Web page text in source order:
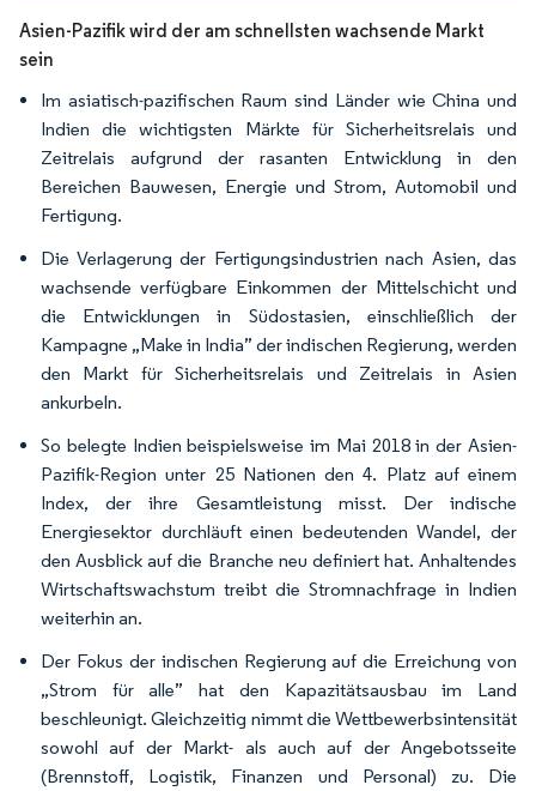
Asien-Pazifik wird der am schnellsten wachsende Markt
sein
Im asiatisch-pazifischen Raum sind Länder wie China und
Indien die wichtigsten Märkte für Sicherheitsrelais und
Zeitrelais aufgrund der rasanten Entwicklung in den
Bereichen Bauwesen, Energie und Strom, Automobil und
Fertigung.
Die Verlagerung der Fertigungsindustrien nach Asien, das
wachsende verfügbare Einkommen der Mittelschicht und
die Entwicklungen in Südostasien, einschließlich der
Kampagne „Make in India” der indischen Regierung, werden
den Markt für Sicherheitsrelais und Zeitrelais in Asien
ankurbeln.
So belegte Indien beispielsweise im Mai 2018 in der Asien-
Pazifik-Region unter 25 Nationen den 4. Platz auf einem
Index, der ihre Gesamtleistung misst. Der indische
Energiesektor durchläuft einen bedeutenden Wandel, der
den Ausblick auf die Branche neu definiert hat. Anhaltendes
Wirtschaftswachstum treibt die Stromnachfrage in Indien
weiterhin an.
Der Fokus der indischen Regierung auf die Erreichung von
„Strom für alle” hat den Kapazitätsausbau im Land
beschleunigt. Gleichzeitig nimmt die Wettbewerbsintensität
sowohl auf der Markt- als auch auf der Angebotsseite
(Brennstoff, Logistik, Finanzen und Personal) zu. Die